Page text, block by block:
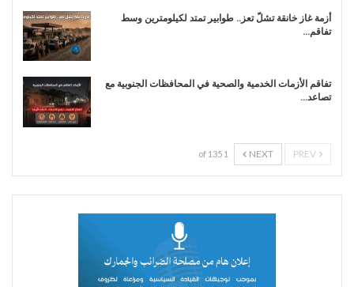
أزمة غاز خانقة تشلّ تعز.. طوابير تمتد لكيلومترين وسط
تفاقم…
تفاقم الأزمات الخدمية والصحية في المحافظات الجنوبية مع
تصاعد…
NEXT
1 of 135